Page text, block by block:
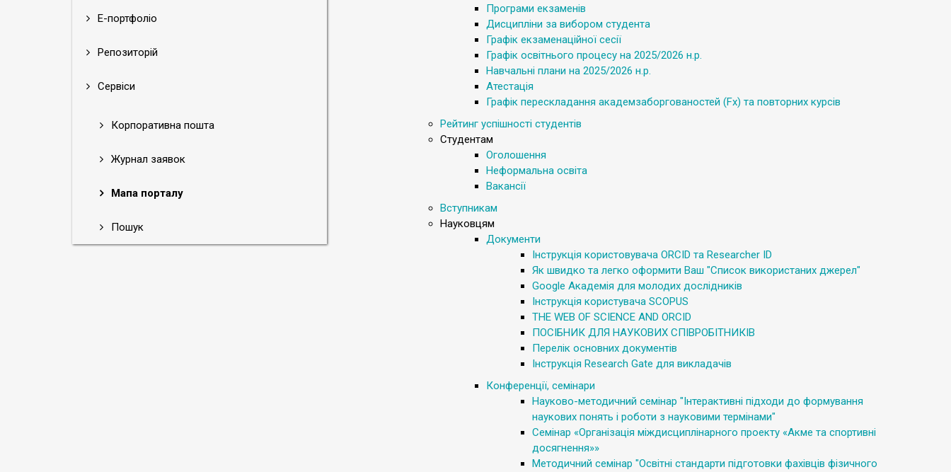
Е-портфоліо
Репозиторій
Сервіси
Корпоративна пошта
Журнал заявок
Мапа порталу
Пошук
Програми екзаменів
Дисципліни за вибором студента
Графік екзаменаційної сесії
Графік освітнього процесу на 2025/2026 н.р.
Навчальні плани на 2025/2026 н.р.
Атестація
Графік перескладання академзаборгованостей (Fx) та повторних курсів
Рейтинг успішності студентів
Студентам
Оголошення
Неформальна освіта
Вакансії
Вступникам
Науковцям
Документи
Інструкція користовувача ORCID та Researcher ID
Як швидко та легко оформити Ваш "Список використаних джерел"
Google Академія для молодих дослідників
Інструкція користувача SCOPUS
THE WEB OF SCIENCE AND ORCID
ПОСІБНИК ДЛЯ НАУКОВИХ СПІВРОБІТНИКІВ
Перелік основних документів
Інструкція Research Gate для викладачів
Конференції, семінари
Науково-методичний семінар "Інтерактивні підходи до формування
наукових понять і роботи з науковими термінами"
Семінар «Організація міждисциплінарного проекту «Акме та спортивні
досягнення»»
Методичний семінар "Освітні стандарти підготовки фахівців фізичного